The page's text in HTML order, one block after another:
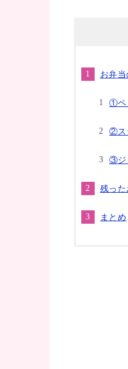
お弁
①ペ
②ス
③ジ
残った
まとめ